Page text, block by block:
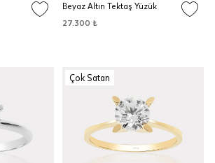
Beyaz Altın Tektaş Yüzük
27.300 ₺
Çok Satan